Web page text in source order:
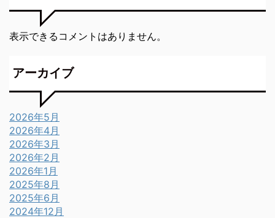
表示できるコメントはありません。
アーカイブ
2026年5月
2026年4月
2026年3月
2026年2月
2026年1月
2025年8月
2025年6月
2024年12月